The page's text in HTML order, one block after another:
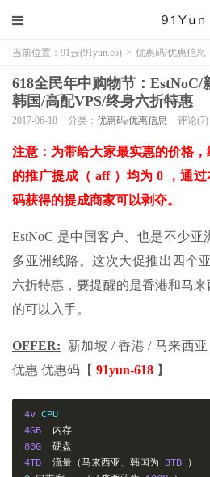
当前位置： 91云(91yun.co) > 优惠码/优惠信息
618全民年中购物节：
韩国/高配VPS/终身六折特惠
2017-06-18 分类： 优惠码/优惠信息 评论(7)
注意：为带给大家最实惠的价格
的推广提成（ aff ）均为 0 ，通
码获得的提成商家可以剥夺。
EstNoC 是中国客户、也是不少
多亚洲线路。这次大促推出四个
六折特惠，要提醒的是香港和马
的可以入手。
OFFER: 新加坡 / 香港 / 马来西
优惠 优惠码【 91yun-618 】
4v
4GB
内存
80G
硬盘
4TB
流量（马来西亚、韩国为 3TB
）